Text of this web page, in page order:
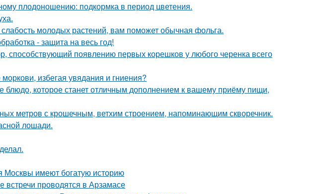
плодоношению: подкормка в период цветения.
молодых растений, вам поможет обычная фольга.
- защита на весь год!
способствующий появлению первых корешков у любого черенка всего
избегая увядания и гниения?
блюдо, которое станет отличным дополнением к вашему приёму пищи,
метров с крошечным, ветхим строением, напоминающим скворечник.
лошади.
Москвы имеют богатую историю
встречи проводятся в Арзамасе